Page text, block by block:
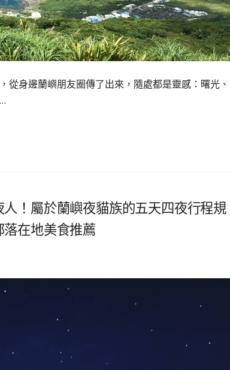
身邊蘭嶼朋友圈傳了出來，隨處都是靈感：曙光、
！屬於蘭嶼夜貓族的五天四夜行程規
在地美食推薦